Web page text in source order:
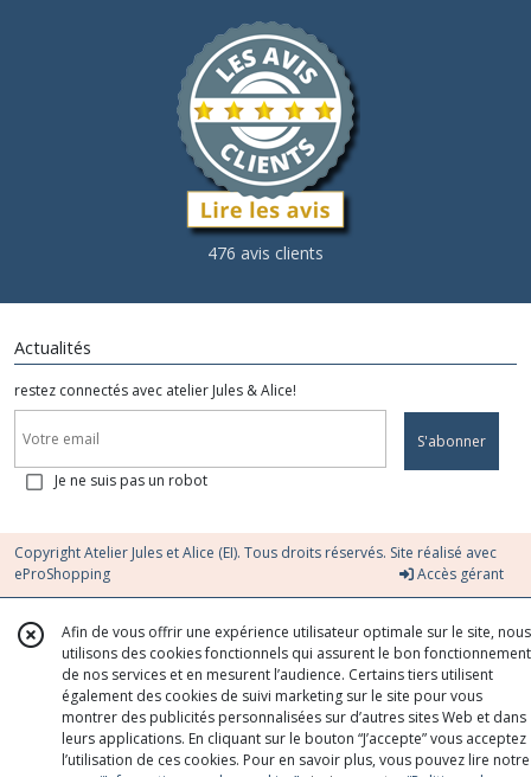
476 avis clients
Actualités
restez connectés avec atelier Jules & Alice!
S'abonner
Je ne suis pas un robot
Copyright Atelier Jules et Alice (EI). Tous droits réservés. Site réalisé avec
eProShopping
Accès gérant
Afin de vous offrir une expérience utilisateur optimale sur le site, nous
utilisons des cookies fonctionnels qui assurent le bon fonctionnement
de nos services et en mesurent l’audience. Certains tiers utilisent
également des cookies de suivi marketing sur le site pour vous
montrer des publicités personnalisées sur d’autres sites Web et dans
leurs applications. En cliquant sur le bouton “J’accepte” vous acceptez
l’utilisation de ces cookies. Pour en savoir plus, vous pouvez lire notre